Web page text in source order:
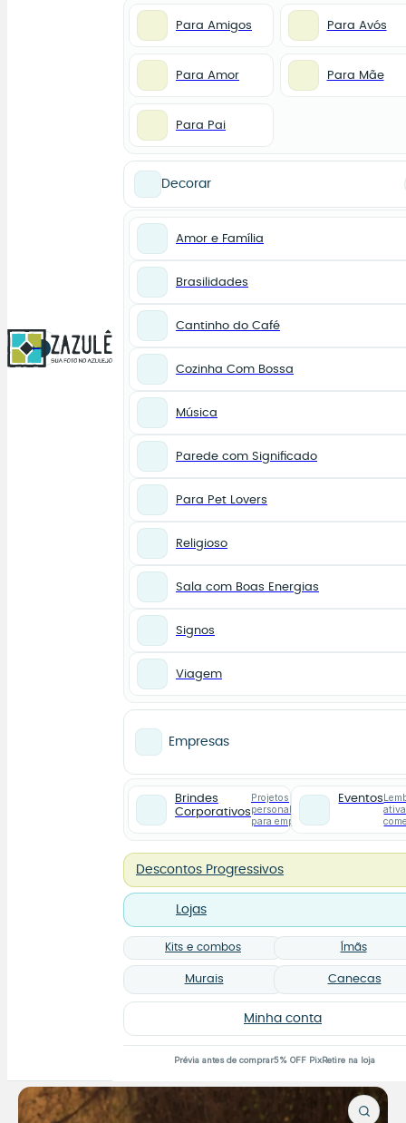
0
Para Amigos Para Avós
Para Amor Para Mãe
Para Pai
Decorar
Amor e Família
Brasilidades
Cantinho do Café
Cozinha Com Bossa
Música
Parede com Significado
Para Pet Lovers
Religioso
Sala com Boas Energias
Signos
Viagem
Empresas
Brindes
Corporativos
Projetos
personalizados
para empresas
Eventos
Descontos Progressivos
Lojas
Kits e combos Ímãs
Murais Canecas
Minha conta
Prévia antes de comprar5% OFF PixRetire na loja